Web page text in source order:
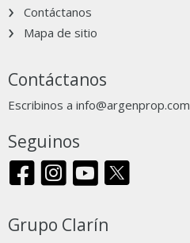
Contáctanos
Mapa de sitio
Contáctanos
Escribinos a info@argenprop.com
Seguinos
Grupo Clarín